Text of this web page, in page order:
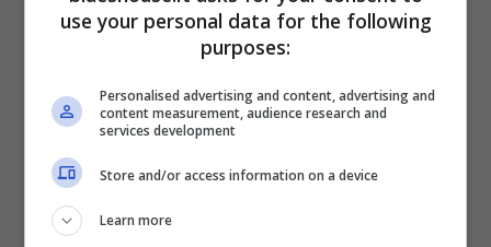
serata unica nel suo genere per l’Accenture
la serata era stato LDA, per il 2024 l’azienda
non ha badato a spese e si è superata.
La prima a salire sul palco è stata Elodie che
use your personal data for the following
purposes:
Personalised advertising and content, advertising and
content measurement, audience research and
services development
Store and/or access information on a device
Learn more